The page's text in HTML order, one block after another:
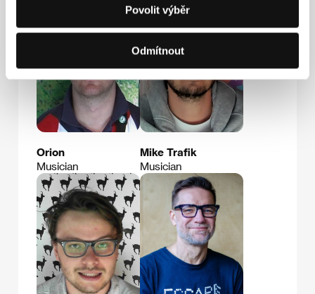
Povolit výběr
Odmítnout
Orion
Musician
Mike Trafik
Musician